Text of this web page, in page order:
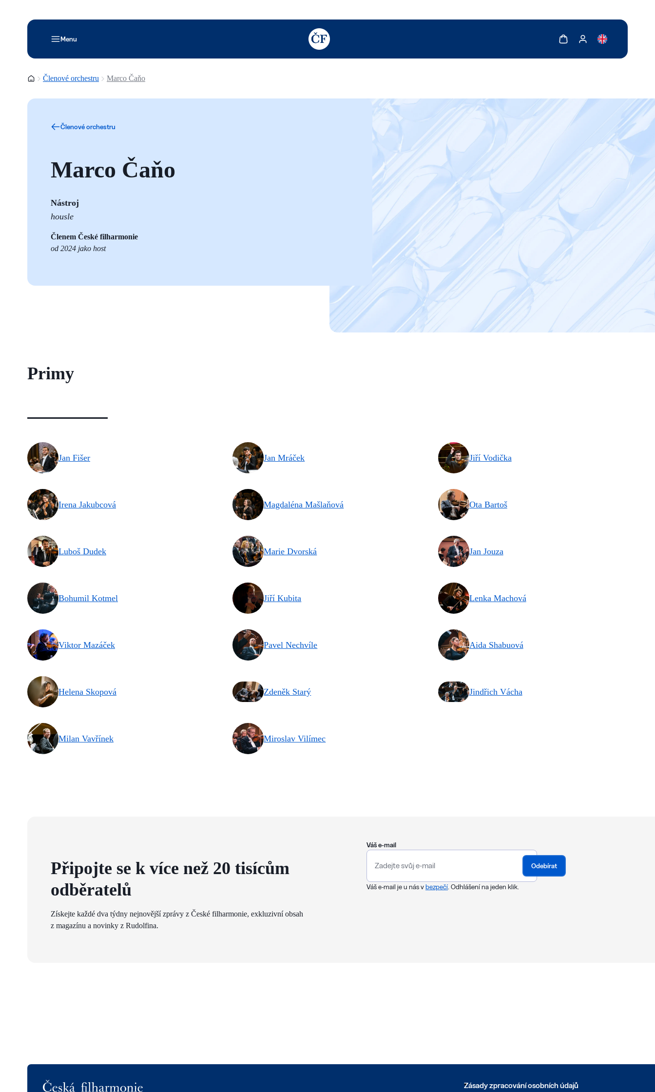
Menu
TODO: Add description for reader
Zobrazit košíkZobrazit můj účet
Domovská stránka
Členové orchestru Marco Čaňo
Členové orchestru
Marco Čaňo
Nástroj
housle
Členem České filharmonie
od 2024 jako host
Primy
Jan Fišer Jan Mráček Jiří Vodička
Irena Jakubcová Magdaléna Mašlaňová Ota Bartoš
Luboš Dudek Marie Dvorská Jan Jouza
Bohumil Kotmel Jiří Kubita Lenka Machová
Viktor Mazáček Pavel Nechvíle Aida Shabuová
Helena Skopová Zdeněk Starý Jindřich Vácha
Milan Vavřínek Miroslav Vilímec
Připojte se k více než 20 tisícům
odběratelů
Získejte každé dva týdny nejnovější zprávy z České filharmonie, exkluzivní obsah
z magazínu a novinky z Rudolfina.
Váš e-mail
Váš e-mail je u nás vbezpečí . Odhlášení na jeden klik.
Odebírat
Zásady zpracování osobních údajů